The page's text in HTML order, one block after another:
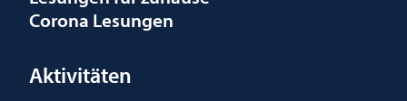
Corona Lesungen
Aktivitäten